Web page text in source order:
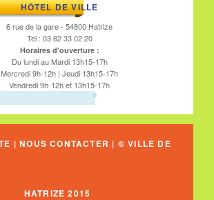
HÔTEL DE VILLE
6 rue de la gare - 54800 Hatrize
Tel : 03 82 33 02 20
Horaires d'ouverture :
Du lundi au Mardi 13h15-17h
Mercredi 9h-12h | Jeudi 13h15-17h
Vendredi 9h-12h et 13h15-17h
|NOUS CONTACTER | © VILLE DE
HATRIZE 2015